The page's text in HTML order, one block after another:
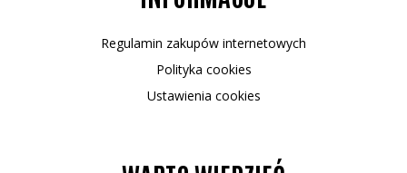
Regulamin zakupów internetowych
Polityka cookies
Ustawienia cookies